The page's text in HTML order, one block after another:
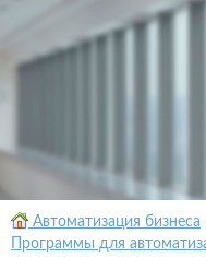
Автоматизация бизнеса
Программы для